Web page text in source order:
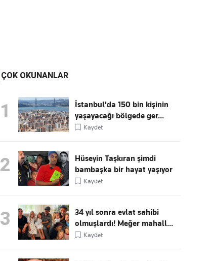
ÇOK OKUNANLAR
1
İstanbul'da 150 bin kişinin
yaşayacağı bölgede ger...
Kaydet
2
Hüseyin Taşkıran şimdi
bambaşka bir hayat yaşıyor
Kaydet
3
34 yıl sonra evlat sahibi
olmuşlardı! Meğer mahall...
Kaydet